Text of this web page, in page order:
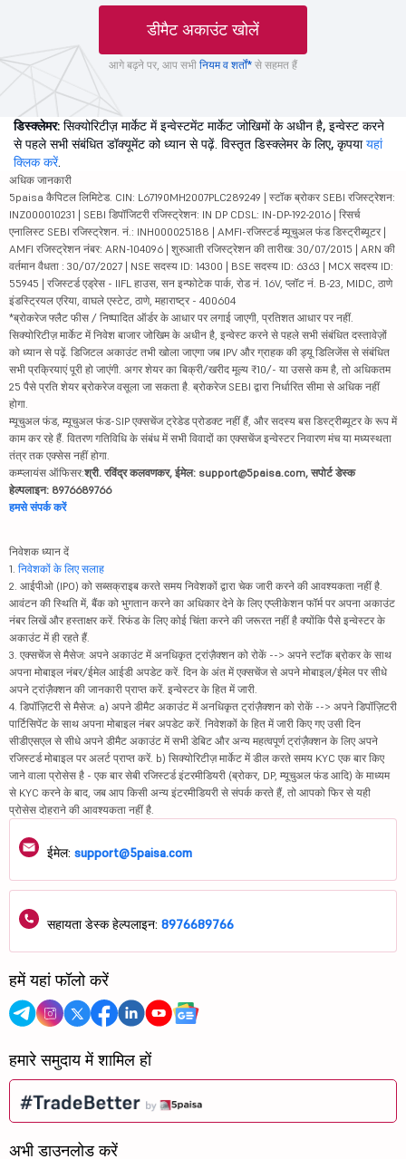
डीमैट अकाउंट खोलें
आगे बढ़ने पर, आप सभी नियम व शर्तों* से सहमत हैं
डिस्क्लेमर: सिक्योरिटीज़ मार्केट में इन्वेस्टमेंट मार्केट जोखिमों के अधीन है, इन्वेस्ट करने
से पहले सभी संबंधित डॉक्यूमेंट को ध्यान से पढ़ें. विस्तृत डिस्क्लेमर के लिए, कृपयायहां
क्लिक करें.
अधिक जानकारी
5paisa कैपिटल लिमिटेड. CIN: L67190MH2007PLC289249 | स्टॉक ब्रोकर SEBI रजिस्ट्रेशन:
INZ000010231 | SEBI डिपॉजिटरी रजिस्ट्रेशन: IN DP CDSL: IN-DP-192-2016 | रिसर्च
एनालिस्ट SEBI रजिस्ट्रेशन. नं.: INH000025188 | AMFI-रजिस्टर्ड म्यूचुअल फंड डिस्ट्रीब्यूटर |
AMFI रजिस्ट्रेशन नंबर: ARN-104096 | शुरुआती रजिस्ट्रेशन की तारीख: 30/07/2015 | ARN की
वर्तमान वैधता : 30/07/2027 | NSE सदस्य ID: 14300 | BSE सदस्य ID: 6363 | MCX सदस्य ID:
55945 | रजिस्टर्ड एड्रेस - IIFL हाउस, सन इन्फोटेक पार्क, रोड नं. 16V, प्लॉट नं. B-23, MIDC, ठाणे
इंडस्ट्रियल एरिया, वाघले एस्टेट, ठाणे, महाराष्ट्र - 400604
*ब्रोकरेज फ्लैट फीस / निष्पादित ऑर्डर के आधार पर लगाई जाएगी, प्रतिशत आधार पर नहीं.
सिक्योरिटीज़ मार्केट में निवेश बाजार जोखिम के अधीन है, इन्वेस्ट करने से पहले सभी संबंधित दस्तावेज़ों
को ध्यान से पढ़ें. डिजिटल अकाउंट तभी खोला जाएगा जब IPV और ग्राहक की ड्यू डिलिजेंस से संबंधित
सभी प्रक्रियाएं पूरी हो जाएंगी. अगर शेयर का बिक्री/खरीद मूल्य ₹10/- या उससे कम है, तो अधिकतम
25 पैसे प्रति शेयर ब्रोकरेज वसूला जा सकता है. ब्रोकरेज SEBI द्वारा निर्धारित सीमा से अधिक नहीं
होगा.
म्यूचुअल फंड, म्यूचुअल फंड-SIP एक्सचेंज ट्रेडेड प्रोडक्ट नहीं हैं, और सदस्य बस डिस्ट्रीब्यूटर के रूप में
काम कर रहे हैं. वितरण गतिविधि के संबंध में सभी विवादों का एक्सचेंज इन्वेस्टर निवारण मंच या मध्यस्थता
तंत्र तक एक्सेस नहीं होगा.
कम्प्लायंस ऑफिसर:श्री. रविंद्र कलवणकर, ईमेल: support@5paisa.com, सपोर्ट डेस्क
हेल्पलाइन: 8976689766
हमसे संपर्क करें
निवेशक ध्यान दें
1. निवेशकों के लिए सलाह
2. आईपीओ (IPO) को सब्सक्राइब करते समय निवेशकों द्वारा चेक जारी करने की आवश्यकता नहीं है.
आवंटन की स्थिति में, बैंक को भुगतान करने का अधिकार देने के लिए एप्लीकेशन फॉर्म पर अपना अकाउंट
नंबर लिखें और हस्ताक्षर करें. रिफंड के लिए कोई चिंता करने की जरूरत नहीं है क्योंकि पैसे इन्वेस्टर के
अकाउंट में ही रहते हैं.
3. एक्सचेंज से मैसेज: अपने अकाउंट में अनधिकृत ट्रांज़ैक्शन को रोकें --> अपने स्टॉक ब्रोकर के साथ
अपना मोबाइल नंबर/ईमेल आईडी अपडेट करें. दिन के अंत में एक्सचेंज से अपने मोबाइल/ईमेल पर सीधे
अपने ट्रांज़ैक्शन की जानकारी प्राप्त करें. इन्वेस्टर के हित में जारी.
4. डिपॉज़िटरी से मैसेज: a) अपने डीमैट अकाउंट में अनधिकृत ट्रांज़ैक्शन को रोकें --> अपने डिपॉज़िटरी
पार्टिसिपेंट के साथ अपना मोबाइल नंबर अपडेट करें. निवेशकों के हित में जारी किए गए उसी दिन
सीडीएसएल से सीधे अपने डीमैट अकाउंट में सभी डेबिट और अन्य महत्वपूर्ण ट्रांज़ैक्शन के लिए अपने
रजिस्टर्ड मोबाइल पर अलर्ट प्राप्त करें. b) सिक्योरिटीज़ मार्केट में डील करते समय KYC एक बार किए
जाने वाला प्रोसेस है - एक बार सेबी रजिस्टर्ड इंटरमीडियरी (ब्रोकर, DP, म्यूचुअल फंड आदि) के माध्यम
से KYC करने के बाद, जब आप किसी अन्य इंटरमीडियरी से संपर्क करते हैं, तो आपको फिर से यही
प्रोसेस दोहराने की आवश्यकता नहीं है.
ईमेल: support@5paisa.com
सहायता डेस्क हेल्पलाइन: 8976689766
हमें यहां फॉलो करें
हमारे समुदाय में शामिल हों
अभी डाउनलोड करें